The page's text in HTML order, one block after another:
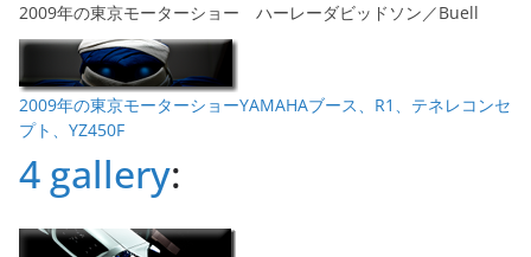
2009年の東京モーターショー ハーレーダビッドソン／Buell
2009年の東京モーターショーYAMAHAブース、R1、テネレコンセ
プト、YZ450F
4 gallery: